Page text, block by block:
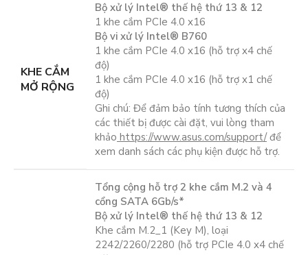
KHE CẮM
MỞ RỘNG
Bộ xử lý Intel® thế hệ thứ 13 & 12
1 khe cắm PCIe 4.0 x16
Bộ vi xử lý Intel® B760
1 khe cắm PCIe 4.0 x16 (hỗ trợ x4 chế
độ)
1 khe cắm PCIe 4.0 x16 (hỗ trợ x1 chế
độ)
Ghi chú: Để đảm bảo tính tương thích của
các thiết bị được cài đặt, vui lòng tham
khảo https://www.asus.com/support/để
xem danh sách các phụ kiện được hỗ trợ.
Tổng cộng hỗ trợ 2 khe cắm M.2 và 4
cổng SATA 6Gb/s*
Bộ xử lý Intel® thế hệ thứ 13 & 12
Khe cắm M.2_1 (Key M), loại
2242/2260/2280 (hỗ trợ PCIe 4.0 x4 chế